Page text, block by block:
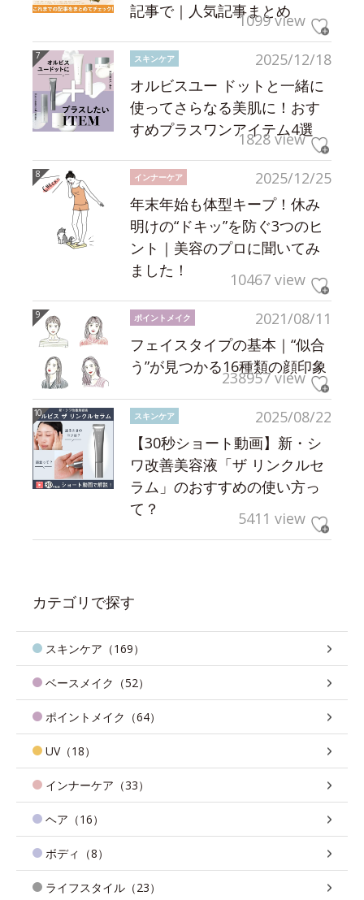
記事で｜人気記事まとめ
1099 view
2025/12/18
スキンケア
オルビスユー ドットと一緒に
使ってさらなる美肌に！おす
すめプラスワンアイテム4選
1828 view
2025/12/25
インナーケア
年末年始も体型キープ！休み
明けの“ドキッ”を防ぐ3つのヒ
ント｜美容のプロに聞いてみ
ました！
10467 view
2021/08/11
ポイントメイク
フェイスタイプの基本｜“似合
う”が見つかる16種類の顔印象
238957 view
2025/08/22
スキンケア
【30秒ショート動画】新・シ
ワ改善美容液「ザ リンクルセ
ラム」のおすすめの使い方っ
て？
5411 view
カテゴリで探す
スキンケア（169）
ベースメイク（52）
ポイントメイク（64）
UV（18）
インナーケア（33）
ヘア（16）
ボディ（8）
ライフスタイル（23）